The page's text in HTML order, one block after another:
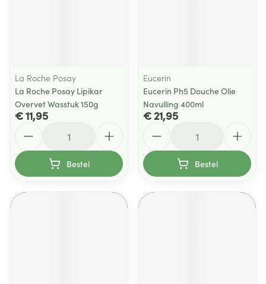
La Roche Posay
La Roche Posay Lipikar
Overvet Wasstuk 150g
€ 11,95
Bestel
Eucerin
Eucerin Ph5 Douche Olie
Navulling 400ml
€ 21,95
Bestel